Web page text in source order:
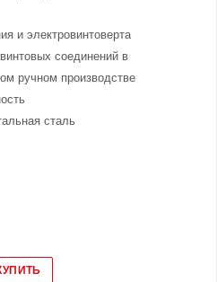
и электровинтоверта
соединений в
ручном производстве
сталь